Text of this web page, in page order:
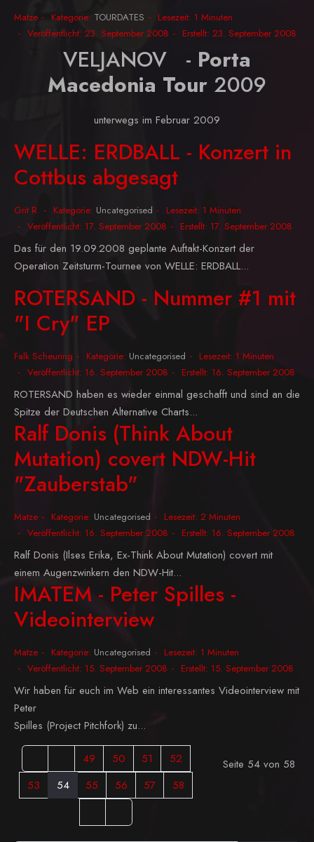
Matze Kategorie: TOURDATES
Lesezeit: 1 Minuten
Veröffentlicht: 23. September 2008
Erstellt: 23. September 2008
VELJANOV - Porta
Macedonia Tour 2009
unterwegs im Februar 2009
WELLE: ERDBALL - Konzert in
Cottbus abgesagt
Grit R. Kategorie: Uncategorised
Lesezeit: 1 Minuten
Veröffentlicht: 17. September 2008
Erstellt: 17. September 2008
Das für den 19.09.2008 geplante Auftakt-Konzert der
Operation Zeitsturm-Tournee von WELLE: ERDBALL...
ROTERSAND - Nummer #1 mit
"I Cry" EP
Falk Scheuring Kategorie: Uncategorised
Lesezeit: 1 Minuten
Veröffentlicht: 16. September 2008
Erstellt: 16. September 2008
ROTERSAND haben es wieder einmal geschafft und sind an die
Spitze der Deutschen Alternative Charts...
Ralf Donis (Think About
Mutation) covert NDW-Hit
"Zauberstab"
Matze Kategorie: Uncategorised
Lesezeit: 2 Minuten
Veröffentlicht: 16. September 2008
Erstellt: 16. September 2008
Ralf Donis (Ilses Erika, Ex-Think About Mutation) covert mit
einem Augenzwinkern den NDW-Hit...
IMATEM - Peter Spilles -
Videointerview
Matze Kategorie: Uncategorised
Lesezeit: 1 Minuten
Veröffentlicht: 15. September 2008
Erstellt: 15. September 2008
Wir haben für euch im Web ein interessantes Videointerview mit
Peter
Spilles (Project Pitchfork) zu...
Seite 54 von 58
49 50 51
52
53
54 55 56 57 58